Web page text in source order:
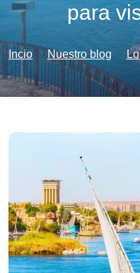
para
Incio Nuestro blog